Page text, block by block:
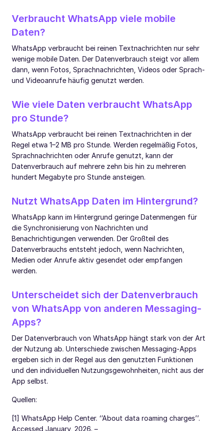
Verbraucht WhatsApp viele mobile
Daten?
WhatsApp verbraucht bei reinen Textnachrichten nur sehr
wenige mobile Daten. Der Datenverbrauch steigt vor allem
dann, wenn Fotos, Sprachnachrichten, Videos oder Sprach-
und Videoanrufe häufig genutzt werden.
Wie viele Daten verbraucht WhatsApp
pro Stunde?
WhatsApp verbraucht bei reinen Textnachrichten in der
Regel etwa 1–2 MB pro Stunde. Werden regelmäßig Fotos,
Sprachnachrichten oder Anrufe genutzt, kann der
Datenverbrauch auf mehrere zehn bis hin zu mehreren
hundert Megabyte pro Stunde ansteigen.
Nutzt WhatsApp Daten im Hintergrund?
WhatsApp kann im Hintergrund geringe Datenmengen für
die Synchronisierung von Nachrichten und
Benachrichtigungen verwenden. Der Großteil des
Datenverbrauchs entsteht jedoch, wenn Nachrichten,
Medien oder Anrufe aktiv gesendet oder empfangen
werden.
Unterscheidet sich der Datenverbrauch
von WhatsApp von anderen Messaging-
Apps?
Der Datenverbrauch von WhatsApp hängt stark von der Art
der Nutzung ab. Unterschiede zwischen Messaging-Apps
ergeben sich in der Regel aus den genutzten Funktionen
und den individuellen Nutzungsgewohnheiten, nicht aus der
App selbst.
Quellen:
[1] WhatsApp Help Center. ‘’About data roaming charges’’.
Accessed January, 2026. –